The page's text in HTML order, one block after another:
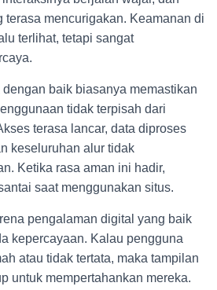
terasa mencurigakan. Keamanan di
terlihat, tetapi sangat
baik biasanya memastikan
tidak terpisah dari
terasa lancar, data diproses
keseluruhan alur tidak
Ketika rasa aman ini hadir,
saat menggunakan situs.
pengalaman digital yang baik
kepercayaan. Kalau pengguna
atau tidak tertata, maka tampilan
untuk mempertahankan mereka.